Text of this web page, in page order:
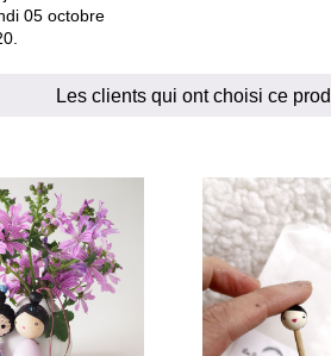
05 octobre
Les clients qui ont choisi ce